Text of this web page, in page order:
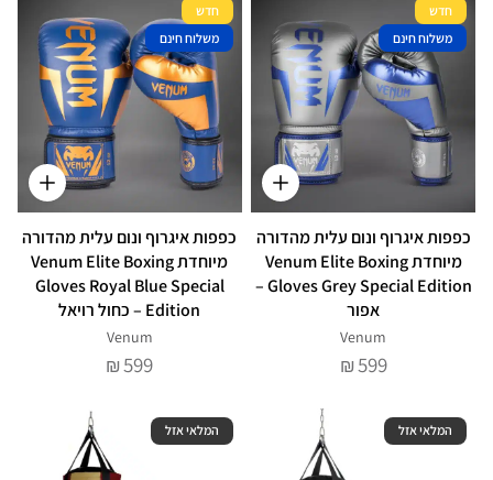
חדש
משלוח חינם
כפפות איגרוף ונום עלית מהדורה
מיוחדת Venum Elite Boxing
Gloves Grey Special Edition –
אפור
Venum
₪599
חדש
משלוח חינם
כפפות איגרוף ונום עלית מהדורה
מיוחדת Venum Elite Boxing
Gloves Royal Blue Special
Edition – כחול רויאל
Venum
₪599
המלאי אזל המלאי אזל